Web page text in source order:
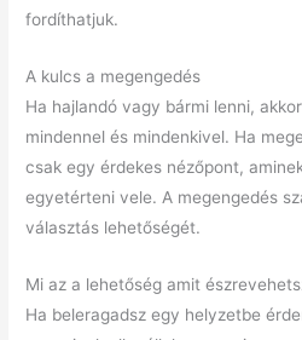
fordíthatjuk.
A kulcs a megengedés
Ha hajlandó vagy bármi lenni,
mindennel és mindenkivel. Ha
csak egy érdekes nézőpont,
egyetérteni vele. A megengedés
választás lehetőségét.
Mi az a lehetőség amit
Ha beleragadsz egy helyzetbe